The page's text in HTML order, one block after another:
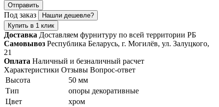
Отправить
Под заказ
Нашли дешевле?
Купить в 1 клик
Доставка Доставляем фурнитуру по всей территории РБ
Самовывоз Республика Беларусь, г. Могилёв, ул. Залуцкого,
21
Оплата Наличный и безналичный расчет
Характеристики Отзывы Вопрос-ответ
Высота
50 мм
Тип
опоры декоративные
Цвет
хром